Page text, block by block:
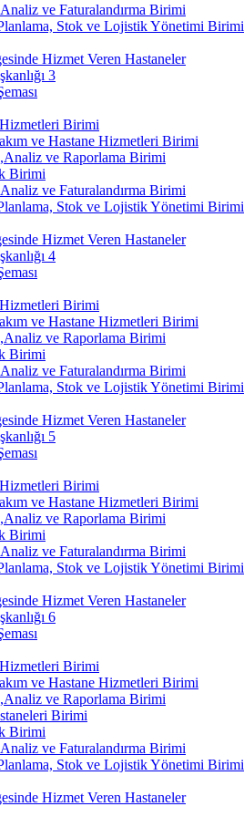
ve Faturalandırma Birimi
Stok ve Lojistik Yönetimi Birimi
Hizmet Veren Hastaneler
3
Birimi
ve Hastane Hizmetleri Birimi
ve Raporlama Birimi
Birimi
ve Faturalandırma Birimi
Stok ve Lojistik Yönetimi Birimi
Hizmet Veren Hastaneler
4
Birimi
ve Hastane Hizmetleri Birimi
ve Raporlama Birimi
Birimi
ve Faturalandırma Birimi
Stok ve Lojistik Yönetimi Birimi
Hizmet Veren Hastaneler
5
Birimi
ve Hastane Hizmetleri Birimi
ve Raporlama Birimi
Birimi
ve Faturalandırma Birimi
Stok ve Lojistik Yönetimi Birimi
Hizmet Veren Hastaneler
6
Birimi
ve Hastane Hizmetleri Birimi
ve Raporlama Birimi
Birimi
Birimi
ve Faturalandırma Birimi
Stok ve Lojistik Yönetimi Birimi
Hizmet Veren Hastaneler